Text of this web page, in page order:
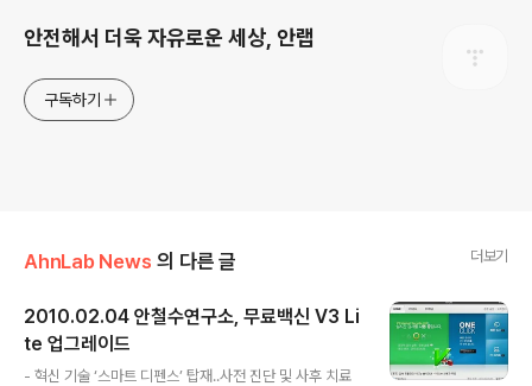
안전해서 더욱 자유로운 세상, 안랩
구독하기
AhnLab News 의 다른 글 더보기
2010.02.04 안철수연구소, 무료백신 V3 Li
te 업그레이드
- 혁신 기술 ‘스마트 디펜스’ 탑재..사전 진단 및 사후 치료